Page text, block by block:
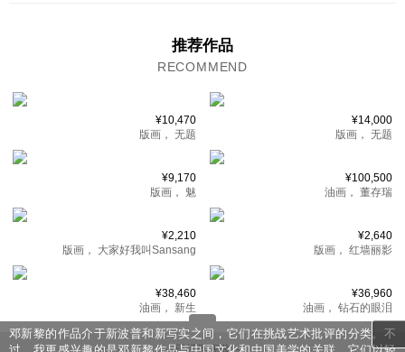
邓新黎的作品介于新波普和新写实之间，它们在挑战艺术批评的分类。不
推荐作品
RECOMMEND
¥10,470
版画， 无题
¥14,000
版画， 无题
¥9,170
版画，
魅
¥100,500
油画， 董存瑞
¥2,210
版画，
大家好我叫Sansang
¥2,640
版画， 红墙丽影
¥38,460
油画，
新生
¥36,960
油画， 钻石的眼泪
-- 已经到底啦 --